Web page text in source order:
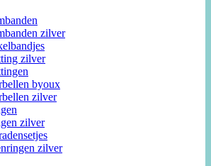
zilver
zilver
byoux
zilver
zilver
zilver